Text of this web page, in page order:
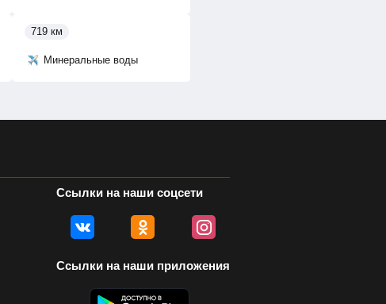
Минеральные воды
719 км
Ссылки на наши соцсети
Ссылки на наши приложения